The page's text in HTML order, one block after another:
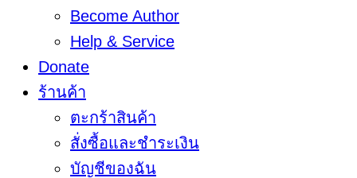
Become Author
Help & Service
Donate
ร้านค้า
ตะกร้าสินค้า
สั่งซื้อและชำระเงิน
บัญชีของฉัน